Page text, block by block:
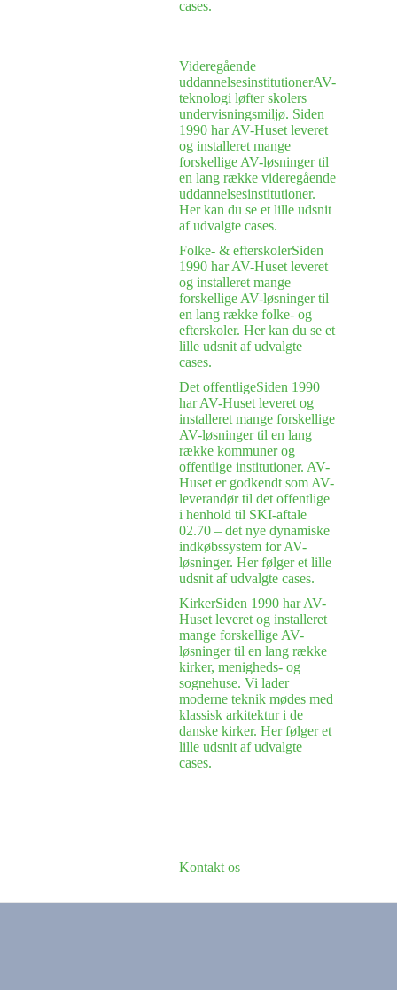
cases.
Videregående
uddannelsesinstitutionerAV-
teknologi løfter skolers
undervisningsmiljø. Siden
1990 har AV-Huset leveret
og installeret mange
forskellige AV-løsninger til
en lang række videregående
uddannelsesinstitutioner.
Her kan du se et lille udsnit
af udvalgte cases.
Folke- & efterskolerSiden
1990 har AV-Huset leveret
og installeret mange
forskellige AV-løsninger til
en lang række folke- og
efterskoler. Her kan du se et
lille udsnit af udvalgte
cases.
Det offentligeSiden 1990
har AV-Huset leveret og
installeret mange forskellige
AV-løsninger til en lang
række kommuner og
offentlige institutioner. AV-
Huset er godkendt som AV-
leverandør til det offentlige
i henhold til SKI-aftale
02.70 – det nye dynamiske
indkøbssystem for AV-
løsninger. Her følger et lille
udsnit af udvalgte cases.
KirkerSiden 1990 har AV-
Huset leveret og installeret
mange forskellige AV-
løsninger til en lang række
kirker, menigheds- og
sognehuse. Vi lader
moderne teknik mødes med
klassisk arkitektur i de
danske kirker. Her følger et
lille udsnit af udvalgte
cases.
Kontakt os